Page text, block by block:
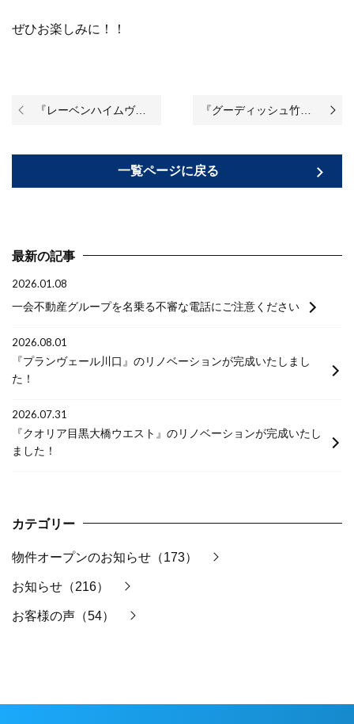
ぜひお楽しみに！！
『レーベンハイムヴィーダ・カリテ』のリノベーションが完成いたしました！
一覧ページに戻る
『グーディッシュ竹の塚』のリノベーションが始まりました♪
最新の記事
2026.01.08
一会不動産グループを名乗る不審な電話にご注意ください
2026.08.01
『プランヴェール川口』のリノベーションが完成いたしまし
た！
2026.07.31
『クオリア目黒大橋ウエスト』のリノベーションが完成いたし
ました！
カテゴリー
物件オープンのお知らせ（173）
お知らせ（216）
お客様の声（54）